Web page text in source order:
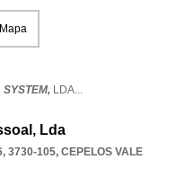
SYSTEM, LDA...
Lda
3730-105, CEPELOS VALE